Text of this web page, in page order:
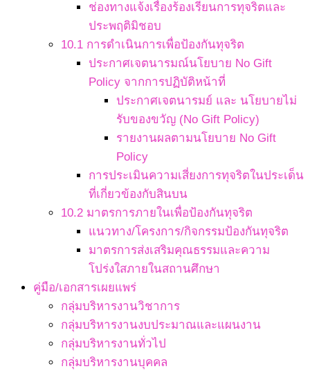
ช่องทางแจ้งเรื่องร้องเรียนการทุจริตและ
ประพฤติมิชอบ
10.1 การดำเนินการเพื่อป้องกันทุจริต
ประกาศเจตนารมณ์นโยบาย No Gift
Policy จากการปฏิบัติหน้าที่
ประกาศเจตนารมย์ และ นโยบายไม่
รับของขวัญ (No Gift Policy)
รายงานผลตามนโยบาย No Gift
Policy
การประเมินความเสี่ยงการทุจริตในประเด็น
ที่เกี่ยวข้องกับสินบน
10.2 มาตรการภายในเพื่อป้องกันทุจริต
แนวทาง/โครงการ/กิจกรรมป้องกันทุจริต
มาตรการส่งเสริมคุณธรรมและความ
โปร่งใสภายในสถานศึกษา
คู่มือ/เอกสารเผยแพร่
กลุ่มบริหารงานวิชาการ
กลุ่มบริหารงานงบประมาณและแผนงาน
กลุ่มบริหารงานทั่วไป
กลุ่มบริหารงานบุคคล